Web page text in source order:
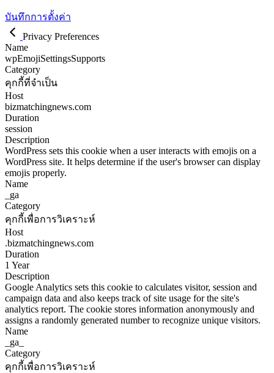
บันทึกการตั้งค่า
Privacy Preferences
Name
wpEmojiSettingsSupports
Category
คุกกี้ที่จำเป็น
Host
bizmatchingnews.com
Duration
session
Description
WordPress sets this cookie when a user interacts with emojis on a
WordPress site. It helps determine if the user's browser can display
emojis properly.
Name
_ga
Category
คุกกี้เพื่อการวิเคราะห์
Host
.bizmatchingnews.com
Duration
1 Year
Description
Google Analytics sets this cookie to calculates visitor, session and
campaign data and also keeps track of site usage for the site's
analytics report. The cookie stores information anonymously and
assigns a randomly generated number to recognize unique visitors.
Name
_ga_
Category
คุกกี้เพื่อการวิเคราะห์